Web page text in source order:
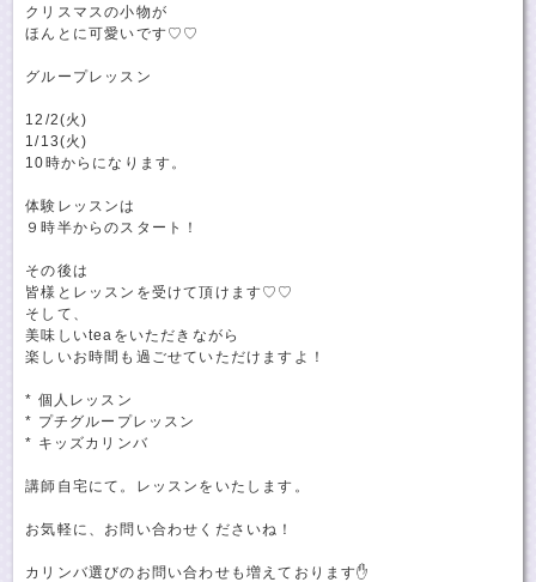
クリスマスの小物が
ほんとに可愛いです♡♡
グループレッスン
12/2(火)
1/13(火)
10時からになります。
体験レッスンは
９時半からのスタート！
その後は
皆様とレッスンを受けて頂けます♡♡
そして、
美味しいteaをいただきながら
楽しいお時間も過ごせていただけますよ！
* 個人レッスン
* プチグループレッスン
* キッズカリンバ
講師自宅にて。レッスンをいたします。
お気軽に、お問い合わせくださいね！
カリンバ選びのお問い合わせも増えております✋